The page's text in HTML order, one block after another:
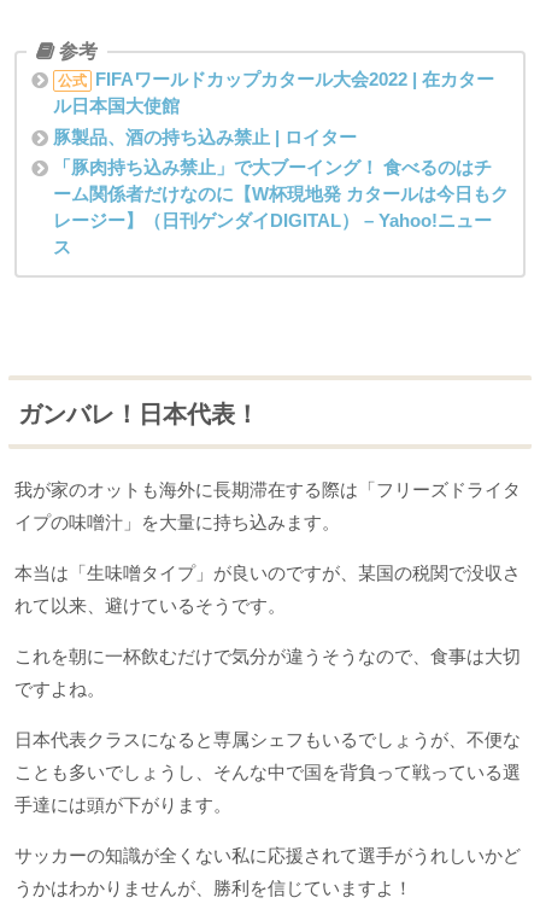
公式 FIFAワールドカップカタール大会2022 | 在カター
ル日本国大使館
豚製品、酒の持ち込み禁止 | ロイター
「豚肉持ち込み禁止」で大ブーイング！ 食べるのはチ
ーム関係者だけなのに【W杯現地発 カタールは今日もク
レージー】（日刊ゲンダイDIGITAL） – Yahoo!ニュー
ス
ガンバレ！日本代表！
我が家のオットも海外に長期滞在する際は「フリーズドライタ
イプの味噌汁」を大量に持ち込みます。
本当は「生味噌タイプ」が良いのですが、某国の税関で没収さ
れて以来、避けているそうです。
これを朝に一杯飲むだけで気分が違うそうなので、食事は大切
ですよね。
日本代表クラスになると専属シェフもいるでしょうが、不便な
ことも多いでしょうし、そんな中で国を背負って戦っている選
手達には頭が下がります。
サッカーの知識が全くない私に応援されて選手がうれしいかど
うかはわかりませんが、勝利を信じていますよ！